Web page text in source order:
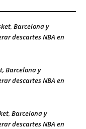
Barcelona y
descartes NBA en
Barcelona y
descartes NBA en
Barcelona y
descartes NBA en